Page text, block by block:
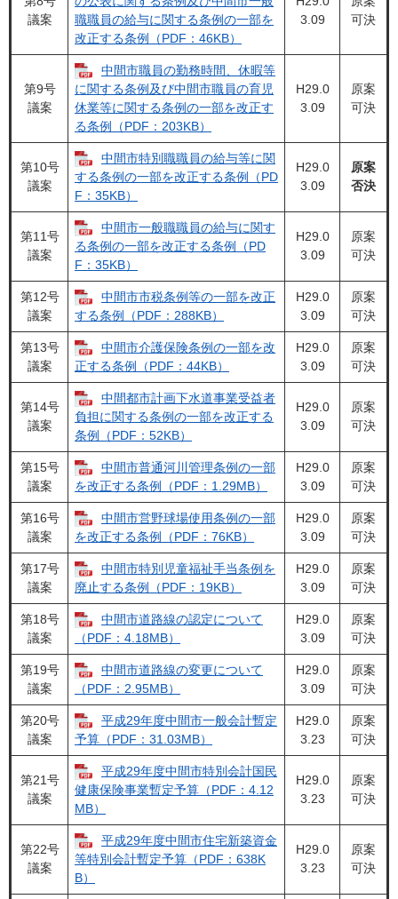
議案
職職員の給与に関する条例の一部を
改正する条例（PDF：46KB）
3.09
可決
第9号
議案
中間市職員の勤務時間、休暇等
に関する条例及び中間市職員の育児
休業等に関する条例の一部を改正す
る条例（PDF：203KB）
H29.0
3.09
原案
可決
第10号
議案
中間市特別職職員の給与等に関
する条例の一部を改正する条例（PD
F：35KB）
H29.0
3.09
原案
否決
第11号
議案
中間市一般職職員の給与に関す
る条例の一部を改正する条例（PD
F：35KB）
H29.0
3.09
原案
可決
第12号
議案
中間市市税条例等の一部を改正
する条例（PDF：288KB）
H29.0
3.09
原案
可決
第13号
議案
中間市介護保険条例の一部を改
正する条例（PDF：44KB）
H29.0
3.09
原案
可決
第14号
議案
中間都市計画下水道事業受益者
負担に関する条例の一部を改正する
条例（PDF：52KB）
H29.0
3.09
原案
可決
第15号
議案
中間市普通河川管理条例の一部
を改正する条例（PDF：1.29MB）
H29.0
3.09
原案
可決
第16号
議案
中間市営野球場使用条例の一部
を改正する条例（PDF：76KB）
H29.0
3.09
原案
可決
第17号
議案
中間市特別児童福祉手当条例を
廃止する条例（PDF：19KB）
H29.0
3.09
原案
可決
第18号
議案
中間市道路線の認定について
（PDF：4.18MB）
H29.0
3.09
原案
可決
第19号
議案
中間市道路線の変更について
（PDF：2.95MB）
H29.0
3.09
原案
可決
第20号
議案
平成29年度中間市一般会計暫定
予算（PDF：31.03MB）
H29.0
3.23
原案
可決
第21号
議案
平成29年度中間市特別会計国民
健康保険事業暫定予算（PDF：4.12
MB）
H29.0
3.23
原案
可決
第22号
議案
平成29年度中間市住宅新築資金
等特別会計暫定予算（PDF：638K
B）
H29.0
3.23
原案
可決